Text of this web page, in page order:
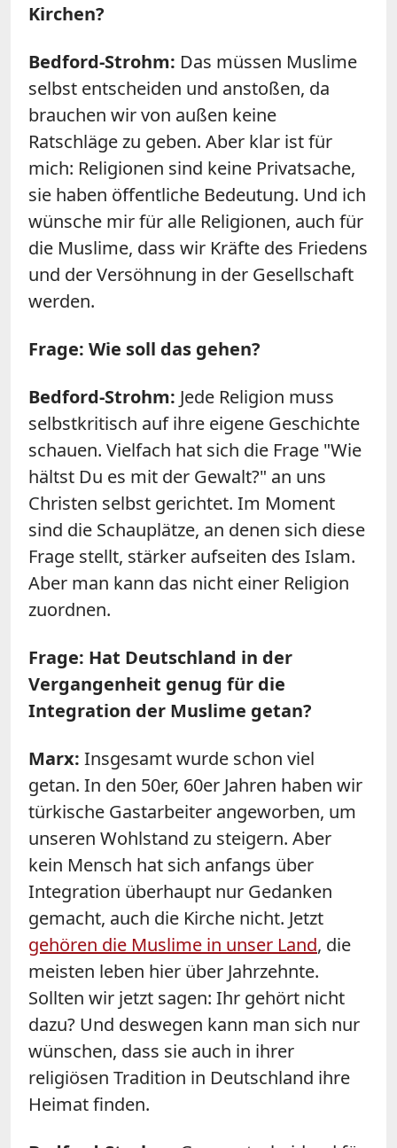
Kirchen?
Bedford-Strohm: Das müssen Muslime
selbst entscheiden und anstoßen, da
brauchen wir von außen keine
Ratschläge zu geben. Aber klar ist für
mich: Religionen sind keine Privatsache,
sie haben öffentliche Bedeutung. Und ich
wünsche mir für alle Religionen, auch für
die Muslime, dass wir Kräfte des Friedens
und der Versöhnung in der Gesellschaft
werden.
Frage: Wie soll das gehen?
Bedford-Strohm: Jede Religion muss
selbstkritisch auf ihre eigene Geschichte
schauen. Vielfach hat sich die Frage "Wie
hältst Du es mit der Gewalt?" an uns
Christen selbst gerichtet. Im Moment
sind die Schauplätze, an denen sich diese
Frage stellt, stärker aufseiten des Islam.
Aber man kann das nicht einer Religion
zuordnen.
Frage: Hat Deutschland in der
Vergangenheit genug für die
Integration der Muslime getan?
Marx: Insgesamt wurde schon viel
getan. In den 50er, 60er Jahren haben wir
türkische Gastarbeiter angeworben, um
unseren Wohlstand zu steigern. Aber
kein Mensch hat sich anfangs über
Integration überhaupt nur Gedanken
gemacht, auch die Kirche nicht. Jetzt
gehören die Muslime in unser Land, die
meisten leben hier über Jahrzehnte.
Sollten wir jetzt sagen: Ihr gehört nicht
dazu? Und deswegen kann man sich nur
wünschen, dass sie auch in ihrer
religiösen Tradition in Deutschland ihre
Heimat finden.